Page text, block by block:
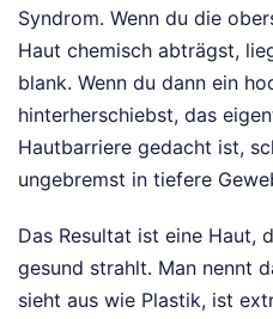
Syndrom. Wenn du die
Haut chemisch abträgst,
blank. Wenn du dann ein
hinterherschiebst, das
Hautbarriere gedacht ist,
ungebremst in tiefere
Das Resultat ist eine Haut,
gesund strahlt. Man nennt
sieht aus wie Plastik, ist